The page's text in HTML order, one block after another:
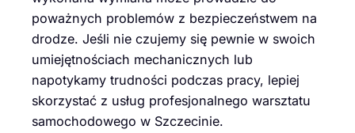
poważnych problemów z bezpieczeństwem na
drodze. Jeśli nie czujemy się pewnie w swoich
umiejętnościach mechanicznych lub
napotykamy trudności podczas pracy, lepiej
skorzystać z usług profesjonalnego warsztatu
samochodowego w Szczecinie.